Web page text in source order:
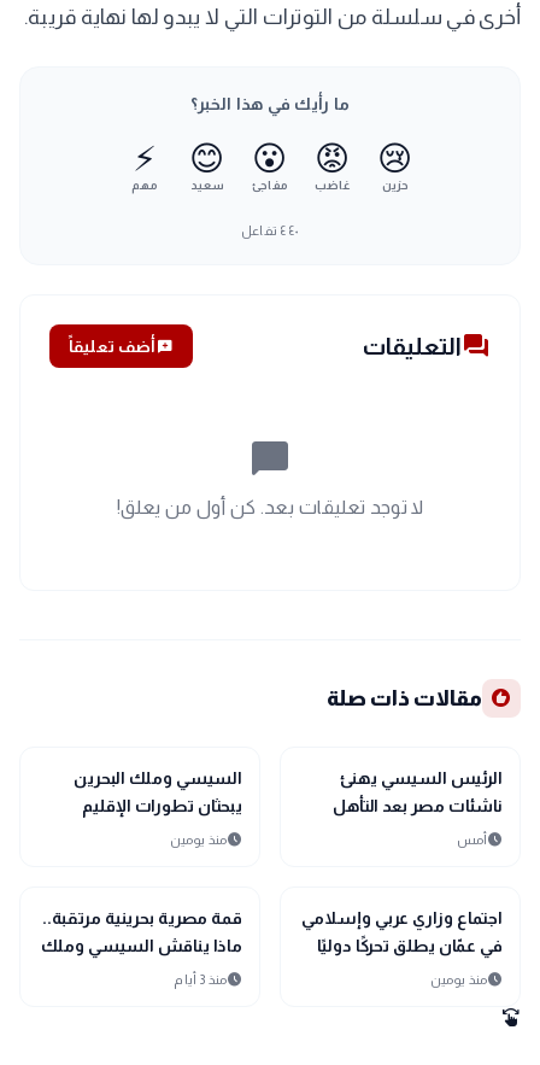
أخرى في سلسلة من التوترات التي لا يبدو لها نهاية قريبة.
ما رأيك في هذا الخبر؟
😢
حزين
😡
غاضب
😮
مفاجئ
😊
سعيد
⚡
مهم
٤٤٠ تفاعل
forumالتعليقات add_commentأضف تعليقاً
chat_bubble_outline
لا توجد تعليقات بعد. كن أول من يعلق!
recommend مقالات ذات صلة
sports_soccer
رياضة
الرئيس السيسي يهنئ
ناشئات مصر بعد التأهل
التاريخي إلى نصف نهائي
scheduleأمس
bolt
عاجل
السيسي وملك البحرين
يبحثان تطورات الإقليم
ويؤكدان أولوية الحلول
scheduleمنذ يومين
bolt
عاجل
اجتماع وزاري عربي وإسلامي
في عمّان يطلق تحركًا دوليًا
لحماية القدس ومقدساتها
scheduleمنذ يومين
bolt
عاجل
قمة مصرية بحرينية مرتقبة..
ماذا يناقش السيسي وملك
البحرين؟
scheduleمنذ 3 أيام
swipe